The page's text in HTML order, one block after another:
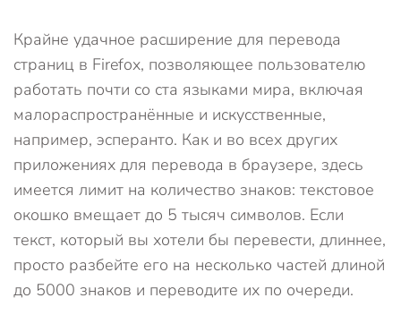
Крайне удачное расширение для перевода
страниц в Firefox, позволяющее пользователю
работать почти со ста языками мира, включая
малораспространённые и искусственные,
например, эсперанто. Как и во всех других
приложениях для перевода в браузере, здесь
имеется лимит на количество знаков: текстовое
окошко вмещает до 5 тысяч символов. Если
текст, который вы хотели бы перевести, длиннее,
просто разбейте его на несколько частей длиной
до 5000 знаков и переводите их по очереди.